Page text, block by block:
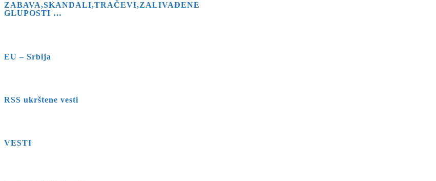
ZABAVA,SKANDALI,TRAČEVI,ZALIVAĐENE
GLUPOSTI …
EU – Srbija
RSS ukrštene vesti
VESTI